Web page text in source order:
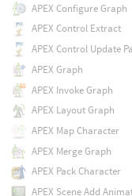
APEX Configure Graph
APEX Control Extract
APEX Control Update
APEX Graph
APEX Invoke Graph
APEX Layout Graph
APEX Map Character
APEX Merge Graph
APEX Pack Character
APEX Scene Add